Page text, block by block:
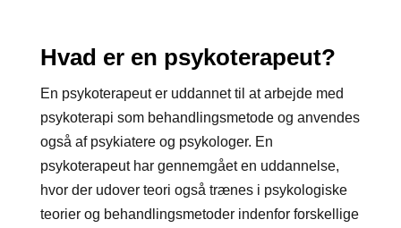
Hvad er en psykoterapeut?
En psykoterapeut er uddannet til at arbejde med
psykoterapi som behandlingsmetode og anvendes
også af psykiatere og psykologer. En
psykoterapeut har gennemgået en uddannelse,
hvor der udover teori også trænes i psykologiske
teorier og behandlingsmetoder indenfor forskellige